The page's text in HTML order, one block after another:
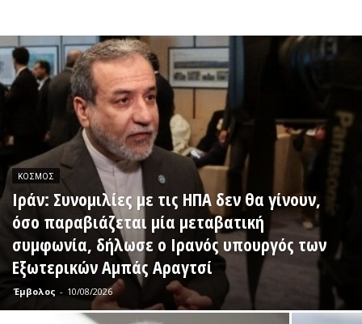
ΚΌΣΜΟΣ
Ιράν: Συνομιλίες με τις ΗΠΑ δεν θα γίνουν,
όσο παραβιάζεται μία μεταβατική
συμφωνία, δήλωσε ο Ιρανός υπουργός των
Εξωτερικών Αμπάς Αραγτσί
Έμβολος - 10/08/2026